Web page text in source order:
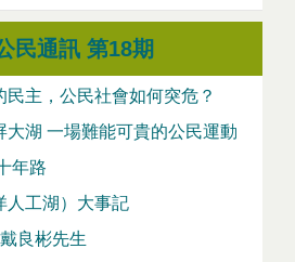
民通訊 第18期
主，公民社會如何突危？
大湖 一場難能可貴的公民運動
年路
人工湖）大事記
良彬先生